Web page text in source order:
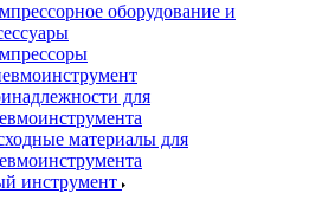
оборудование и
для
материалы для
инструмент